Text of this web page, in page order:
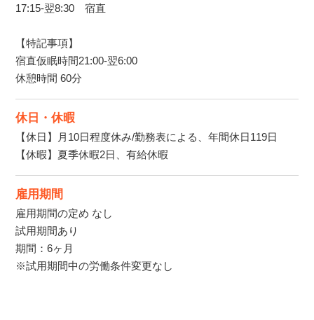
17:15-翌8:30 宿直
【特記事項】
宿直仮眠時間21:00-翌6:00
休憩時間 60分
休日・休暇
【休日】月10日程度休み/勤務表による、年間休日119日
【休暇】夏季休暇2日、有給休暇
雇用期間
雇用期間の定め なし
試用期間あり
期間：6ヶ月
※試用期間中の労働条件変更なし